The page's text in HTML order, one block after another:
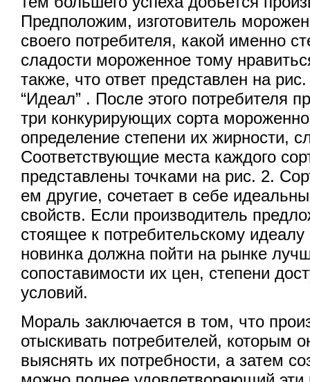
Предположим, изготовитель
своего потребителя, какой именно
сладости мороженное тому
также, что ответ представлен на
“Идеал” . После этого потребителя
три конкурирующих сорта
определение степени их жирности,
Соответствующие места каждого
представлены точками на рис. 2.
ем другие, сочетает в себе
свойств. Если производитель
стоящее к потребительскому
новинка должна пойти на рынке
сопоставимости их цен, степени
условий.
Мораль заключается в том, что
отыскивать потребителей, которым
выяснять их потребности, а затем